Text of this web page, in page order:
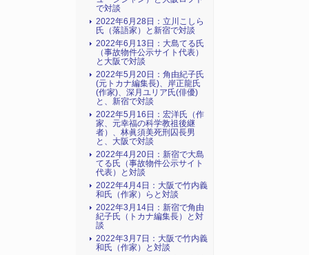
で対談
2022年6月28日：立川こしら
氏（落語家）と新宿で対談
2022年6月13日：大島てる氏
（事故物件公示サイト代表）
と大阪で対談
2022年5月20日：角由紀子氏
(元トカナ編集長)、岸正龍氏
(作家)、深月ユリア氏(俳優)
と、新宿で対談
2022年5月16日：宏洋氏（作
家、元幸福の科学教祖後継
者）、林眞須美死刑囚長男
と、大阪で対談
2022年4月20日：新宿で大島
てる氏（事故物件公示サイト
代表）と対談
2022年4月4日：大阪で竹内義
和氏（作家）らと対談
2022年3月14日：新宿で角由
紀子氏（トカナ編集長）と対
談
2022年3月7日：大阪で竹内義
和氏（作家）と対談